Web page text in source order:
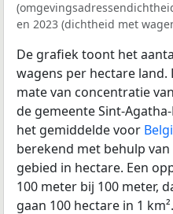
en 2023 (dichtheid met
De grafiek toont het
wagens per hectare
mate van concentratie
de gemeente Sint-
het gemiddelde voor
berekend met behulp
gebied in hectare. Een
100 meter bij 100 meter,
gaan 100 hectare in 1 km².